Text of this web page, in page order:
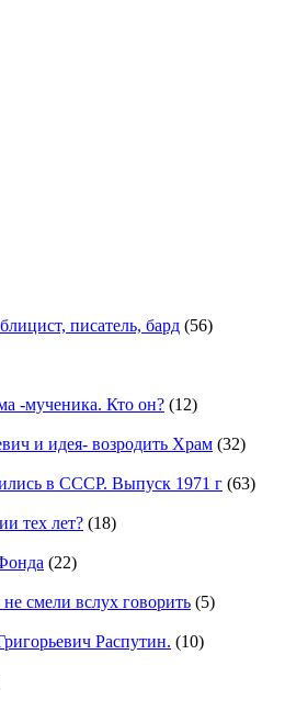
писатель, бард (56)
-мученика. Кто он? (12)
и идея- возродить Храм (32)
в СССР. Выпуск 1971 г (63)
тех лет? (18)
(22)
смели вслух говорить (5)
Распутин. (10)